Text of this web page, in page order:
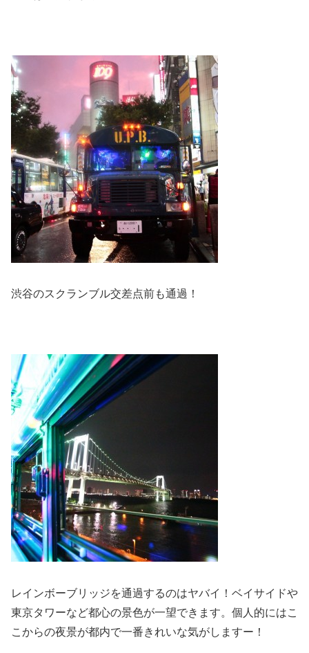
渋谷のスクランブル交差点前も通過！
レインボーブリッジを通過するのはヤバイ！ベイサイドや
東京タワーなど都心の景色が一望できます。個人的にはこ
こからの夜景が都内で一番きれいな気がしますー！